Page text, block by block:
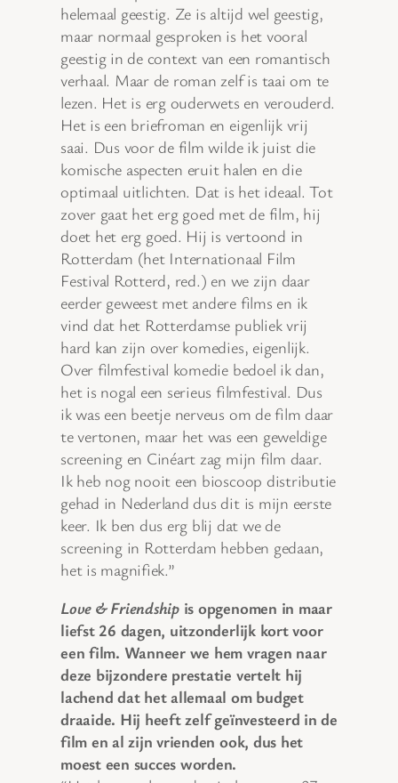
helemaal geestig. Ze is altijd wel geestig,
maar normaal gesproken is het vooral
geestig in de context van een romantisch
verhaal. Maar de roman zelf is taai om te
lezen. Het is erg ouderwets en verouderd.
Het is een briefroman en eigenlijk vrij
saai. Dus voor de film wilde ik juist die
komische aspecten eruit halen en die
optimaal uitlichten. Dat is het ideaal. Tot
zover gaat het erg goed met de film, hij
doet het erg goed. Hij is vertoond in
Rotterdam (het Internationaal Film
Festival Rotterd, red.) en we zijn daar
eerder geweest met andere films en ik
vind dat het Rotterdamse publiek vrij
hard kan zijn over komedies, eigenlijk.
Over filmfestival komedie bedoel ik dan,
het is nogal een serieus filmfestival. Dus
ik was een beetje nerveus om de film daar
te vertonen, maar het was een geweldige
screening en Cinéart zag mijn film daar.
Ik heb nog nooit een bioscoop distributie
gehad in Nederland dus dit is mijn eerste
keer. Ik ben dus erg blij dat we de
screening in Rotterdam hebben gedaan,
het is magnifiek.”
Love & Friendshipis opgenomen in maar
liefst 26 dagen, uitzonderlijk kort voor
een film. Wanneer we hem vragen naar
deze bijzondere prestatie vertelt hij
lachend dat het allemaal om budget
draaide. Hij heeft zelf geïnvesteerd in de
film en al zijn vrienden ook, dus het
moest een succes worden.